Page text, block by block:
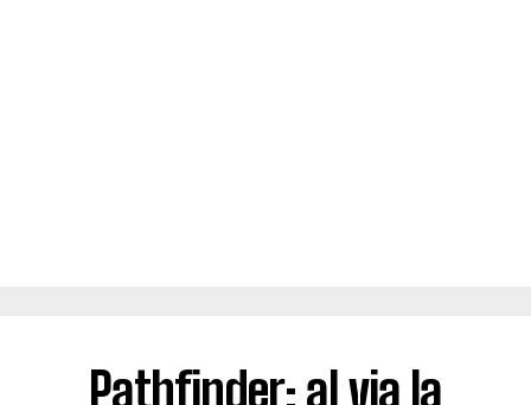
Pathfinder: al via la